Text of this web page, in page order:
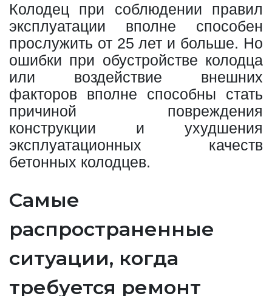
Колодец при соблюдении правил
эксплуатации вполне способен
прослужить от 25 лет и больше. Но
ошибки при обустройстве колодца
или воздействие внешних
факторов вполне способны стать
причиной повреждения
конструкции и ухудшения
эксплуатационных качеств
бетонных колодцев.
Самые
распространенные
ситуации, когда
требуется ремонт